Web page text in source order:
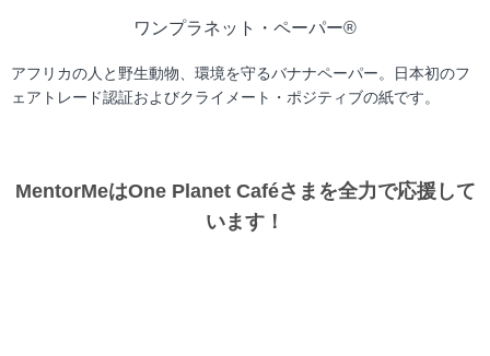
ワンプラネット・ペーパー®︎
アフリカの人と野生動物、環境を守るバナナペーパー。日本初のフ
ェアトレード認証およびクライメート・ポジティブの紙です。
MentorMeはOne Planet Caféさまを全力で応援して
います！